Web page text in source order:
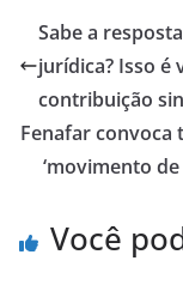
b
o
o
k
er
Sabe a
jurídica? Isso é
contribuição
Fenafar convoca
‘movimento
Você